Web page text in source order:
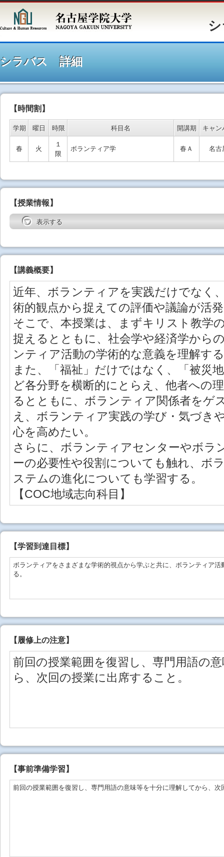
シラバ
シラバス 詳細
【時間割】
学期 曜日 時限 科目名 開講期 キャン
春 火
１
限
ボランティア学 春Ａ 名古
【授業情報】
表示する
【講義概要】
近年、ボランティアを実践だけでなく
術的観点から捉えての評価や議論が活
そこで、本授業は、まずキリスト教学
捉えるとともに、社会学や経済学から
ンティア活動の学術的な意義を理解す
また、「福祉」だけではなく、「被災
ど各分野を横断的にとらえ、他者への
るとともに、ボランティア関係者をゲ
え、ボランティア実践の学び・気づき
心を高めたい。
さらに、ボランティアセンターやボラ
ーの必要性や役割についても触れ、ボ
ステムの進化についても学習する。
【COC地域志向科目】
【学習到達目標】
ボランティアをさまざまな学術的視点から学ぶと共に、ボランティア
る。
【 履修上の注意】
前回の授業範囲を復習し、専門用語の
ら、次回の授業に出席すること。
【事前準備学習】
前回の授業範囲を復習し、専門用語の意味等を十分に理解してから、次